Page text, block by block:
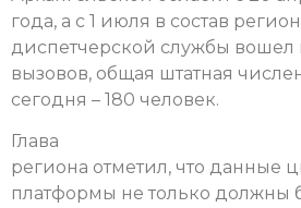
года, а с 1 июля в состав
диспетчерской службы вошел
вызовов, общая штатная
сегодня – 180 человек.
Глава
региона отметил, что данные
платформы не только должны